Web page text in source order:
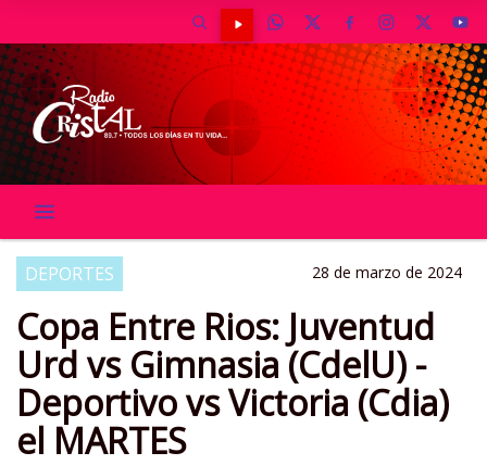
DEPORTES 28 de marzo de 2024
Copa Entre Rios: Juventud
Urd vs Gimnasia (CdelU) -
Deportivo vs Victoria (Cdia)
el MARTES